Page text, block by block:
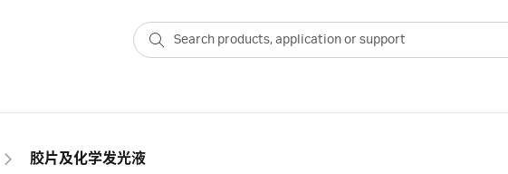
胶片及化学发光液